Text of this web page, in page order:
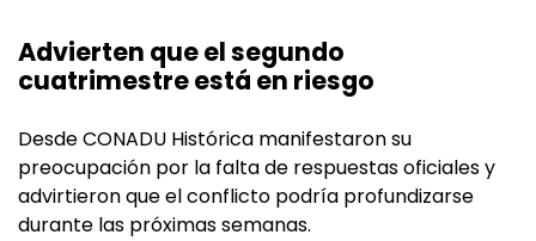
Advierten que el segundo
cuatrimestre está en riesgo
Desde CONADU Histórica manifestaron su
preocupación por la falta de respuestas oficiales y
advirtieron que el conflicto podría profundizarse
durante las próximas semanas.